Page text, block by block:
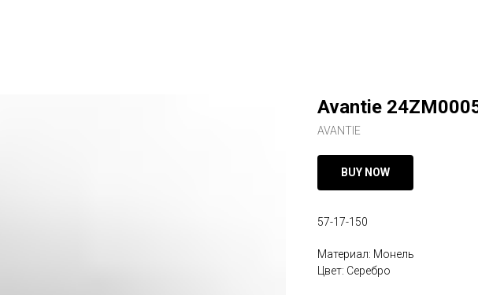
Avantie
AVANTIE
BUY NOW
57-17-150
Материал: Монель
Цвет: Серебро